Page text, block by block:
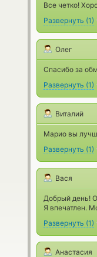
Все четко!
Развернуть (1)
Олег
Спасибо за
Развернуть (1)
Виталий
Марио вы
Развернуть (1)
Вася
Добрый день!
Я впечатлен.
Развернуть (1)
Анастасия